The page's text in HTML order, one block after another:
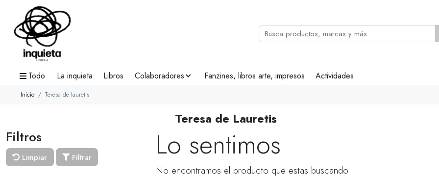
Todo La inquieta Libros Colaboradores Fanzines, libros arte, impresos Actividades
Inicio Teresa de lauretis
Teresa de Lauretis
Filtros
Limpiar Filtrar Lo sentimos
No encontramos el producto que estas buscando